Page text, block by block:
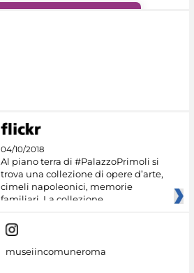
04/10/2018
Al piano terra di #PalazzoPrimoli si
trova una collezione di opere d’arte,
cimeli napoleonici, memorie
familiari. La collezione
museiincomuneroma